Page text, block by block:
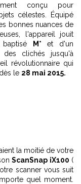
conçu pour
célestes. Équipé
bonnes nuances de
l'appareil jouit
M* et d'un
des clichés jusqu'à
révolutionnaire qui
le 28 mai 2015.
la moitié de votre
ScanSnap iX100 (
scanner vous suit
quel moment.